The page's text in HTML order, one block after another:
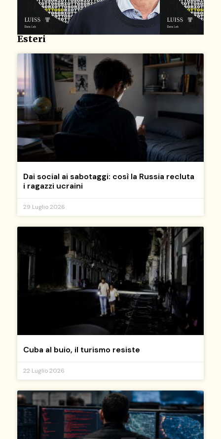
Esteri
Dai social ai sabotaggi: così la Russia recluta
i ragazzi ucraini
29 Luglio 2026
Cuba al buio, il turismo resiste
22 Luglio 2026